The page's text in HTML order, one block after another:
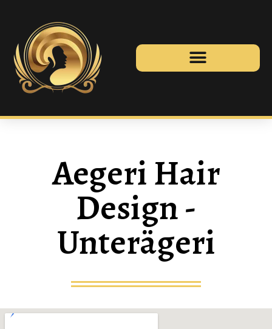
Aegeri Hair
Design -
Unterägeri